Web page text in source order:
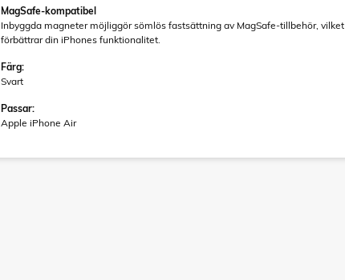
MagSafe-kompatibel
Inbyggda magneter möjliggör sömlös fastsättning av MagSafe-tillbehör, vilket
förbättrar din iPhones funktionalitet.
Färg:
Svart
Passar:
Apple iPhone Air